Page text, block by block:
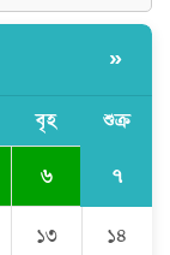
৭ ফুট ৬ ইঞ্চি উচ্চতার
মৌলভীবাজার:
তীব্র ক্ষোভ
»
বৃহ শুক্র
৬ ৭
১৩ ১৪